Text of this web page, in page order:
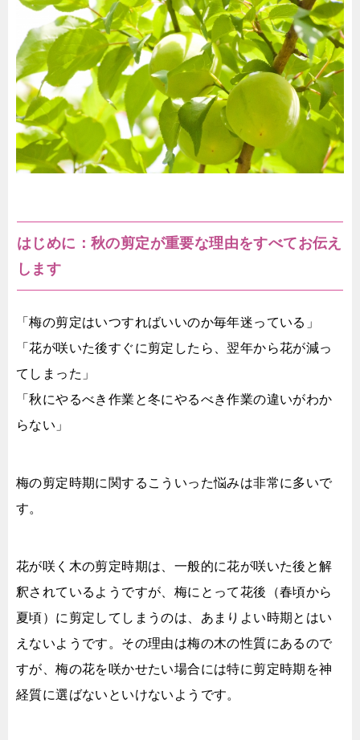
はじめに：秋の剪定が重要な理由をすべてお伝え
します
「梅の剪定はいつすればいいのか毎年迷っている」
「花が咲いた後すぐに剪定したら、翌年から花が減っ
てしまった」
「秋にやるべき作業と冬にやるべき作業の違いがわか
らない」
梅の剪定時期に関するこういった悩みは非常に多いで
す。
花が咲く木の剪定時期は、一般的に花が咲いた後と解
釈されているようですが、梅にとって花後（春頃から
夏頃）に剪定してしまうのは、あまりよい時期とはい
えないようです。その理由は梅の木の性質にあるので
すが、梅の花を咲かせたい場合には特に剪定時期を神
経質に選ばないといけないようです。